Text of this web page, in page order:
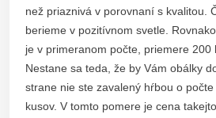
než priaznivá v porovnaní s kvalitou.
berieme v pozitívnom svetle.
je v primeranom počte, priemere 200
Nestane sa teda, že by Vám obálky
strane nie ste zavalený hŕbou o
kusov. V tomto pomere je cena